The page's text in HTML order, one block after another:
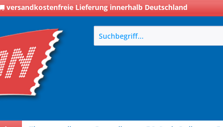
versandkostenfreie Lieferung innerhalb Deutschland